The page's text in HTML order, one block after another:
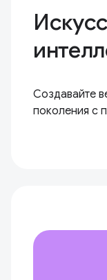
Создавайте
поколения с